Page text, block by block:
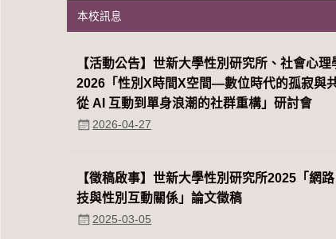
本校訊息
【活動公告】世新大學性別研究所、社會心理
2026「性別Χ時間Χ空間—數位時代的孤寂與
從 AI 互動到單身浪潮的社群重構」研討會
2026-04-27
【徵稿啟事】世新大學性別研究所2025「網
技與性別互動關係」論文徵稿
2025-03-05